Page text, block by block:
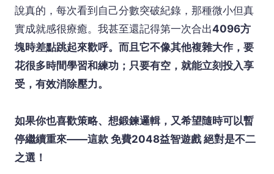
說真的，每次看到自己分數突破紀錄，那種微小但真
實成就感很療癒。我甚至還記得第一次合出4096方
塊時差點跳起來歡呼。而且它不像其他複雜大作，要
花很多時間學習和練功；只要有空，就能立刻投入享
受，有效消除壓力。
如果你也喜歡策略、想鍛鍊邏輯，又希望隨時可以暫
停繼續重來——這款 免費2048益智遊戲 絕對是不二
之選！